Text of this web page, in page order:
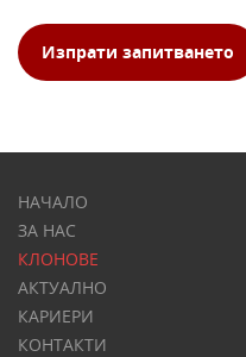
Изпрати запитването
НАЧАЛО
ЗА НАС
КЛОНОВЕ
АКТУАЛНО
КАРИЕРИ
КОНТАКТИ